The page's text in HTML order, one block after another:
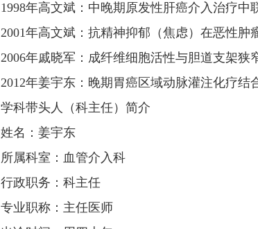
1998年高文斌：中晚期原发性肝癌介入治疗中
2001年高文斌：抗精神抑郁（焦虑）在恶性肿
2006年戚晓军：成纤维细胞活性与胆道支架狭
2012年姜宇东：晚期胃癌区域动脉灌注化疗结
学科带头人（科主任）简介
姓名：姜宇东
所属科室：血管介入科
行政职务：科主任
专业职称：主任医师